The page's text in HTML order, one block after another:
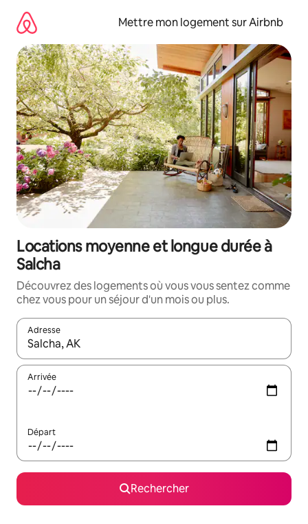
directement
contenu
Mettre mon logement sur Airbnb
Locations moyenne et longue durée à
Salcha
Découvrez des logements où vous vous sentez comme
chez vous pour un séjour d'un mois ou plus.
Adresse
Lorsque les résultats s'affichent, utilisez les flèches vers le
Arrivée
Départ
Rechercher